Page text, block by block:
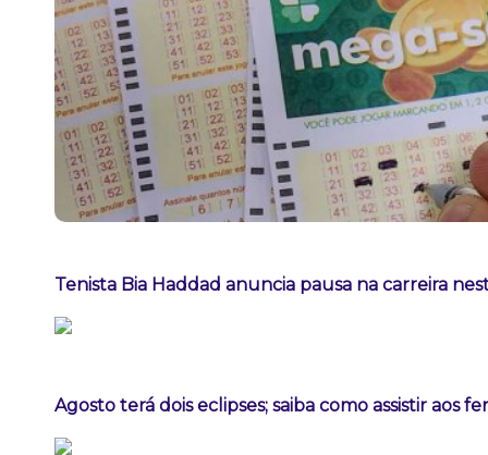
Tenista Bia Haddad anuncia pausa na carreira
Agosto terá dois eclipses; saiba como assistir aos